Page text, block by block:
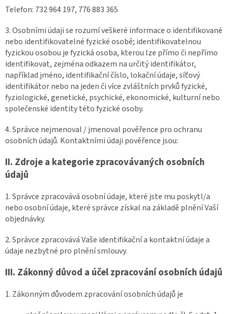
Telefon: 732 964 197, 776 883 365
3. Osobními údaji se rozumí veškeré informace o identifikované
nebo identifikovatelné fyzické osobě; identifikovatelnou
fyzickou osobou je fyzická osoba, kterou lze přímo či nepřímo
identifikovat, zejména odkazem na určitý identifikátor,
například jméno, identifikační číslo, lokační údaje, síťový
identifikátor nebo na jeden či více zvláštních prvků fyzické,
fyziologické, genetické, psychické, ekonomické, kulturní nebo
společenské identity této fyzické osoby.
4. Správce nejmenoval / jmenoval pověřence pro ochranu
osobních údajů. Kontaktními údaji pověřence jsou:
II. Zdroje a kategorie zpracovávaných osobních
údajů
1. Správce zpracovává osobní údaje, které jste mu poskytl/a
nebo osobní údaje, které správce získal na základě plnění Vaší
objednávky.
2. Správce zpracovává Vaše identifikační a kontaktní údaje a
údaje nezbytné pro plnění smlouvy.
III. Zákonný důvod a účel zpracování osobních údajů
1. Zákonným důvodem zpracování osobních údajů je